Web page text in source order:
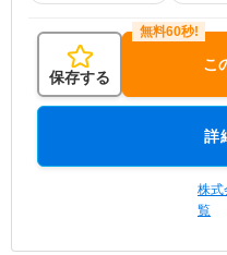
保存する
こ
詳
株式
覧